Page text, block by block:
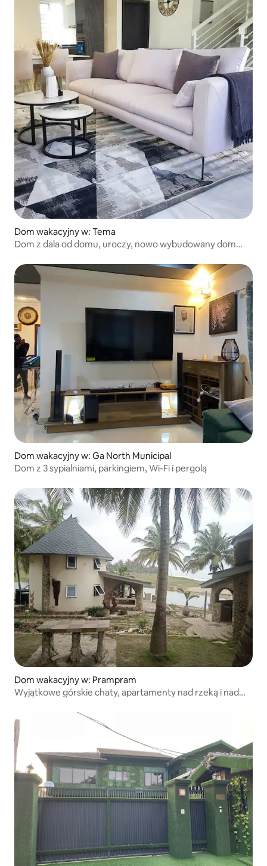
Dom wakacyjny w: Tema
Dom z dala od domu, uroczy, nowo wybudowany dom
Dom wakacyjny w: Ga North Municipal
Dom z 3 sypialniami, parkingiem, Wi-Fi i pergolą
Dom wakacyjny w: Prampram
Wyjątkowe górskie chaty, apartamenty nad rzeką i nad